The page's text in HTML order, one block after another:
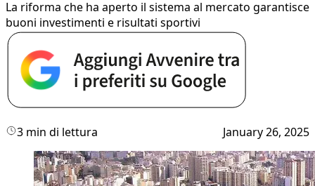
La riforma che ha aperto il sistema al mercato garantisce
buoni investimenti e risultati sportivi
3 min di lettura January 26, 2025